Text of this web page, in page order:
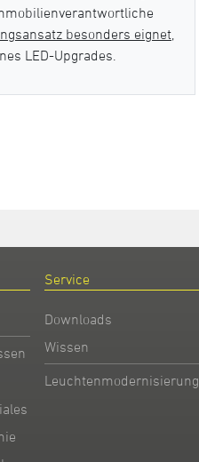
besonders eignet
LED-Upgrades.
Service
Downloads
Wissen
Leuchtenmodernisierung